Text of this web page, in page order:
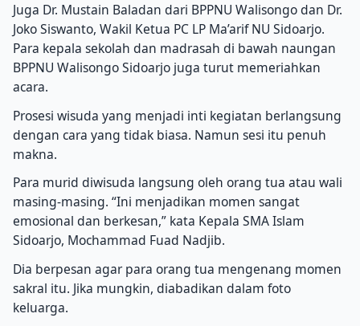
Juga Dr. Mustain Baladan dari BPPNU Walisongo dan Dr.
Joko Siswanto, Wakil Ketua PC LP Ma’arif NU Sidoarjo.
Para kepala sekolah dan madrasah di bawah naungan
BPPNU Walisongo Sidoarjo juga turut memeriahkan
acara.
Prosesi wisuda yang menjadi inti kegiatan berlangsung
dengan cara yang tidak biasa. Namun sesi itu penuh
makna.
Para murid diwisuda langsung oleh orang tua atau wali
masing-masing. “Ini menjadikan momen sangat
emosional dan berkesan,” kata Kepala SMA Islam
Sidoarjo, Mochammad Fuad Nadjib.
Dia berpesan agar para orang tua mengenang momen
sakral itu. Jika mungkin, diabadikan dalam foto
keluarga.